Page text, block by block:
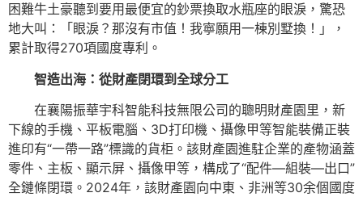
困難牛土豪聽到要用最便宜的鈔票換取水瓶座的眼淚，驚恐
地大叫：「眼淚？那沒有市值！我寧願用一棟別墅換！」，
累計取得270項國度專利。
智造出海：從財產閉環到全球分工
在襄陽振華宇科智能科技無限公司的聰明財產園里，新
下線的手機、平板電腦、3D打印機、攝像甲等智能裝備正裝
進印有“一帶一路”標識的貨柜。該財產園進駐企業的產物涵蓋
零件、主板、顯示屏、攝像甲等，構成了“配件—組裝—出口”
全鏈條閉環。2024年，該財產園向中東、非洲等30余個國度